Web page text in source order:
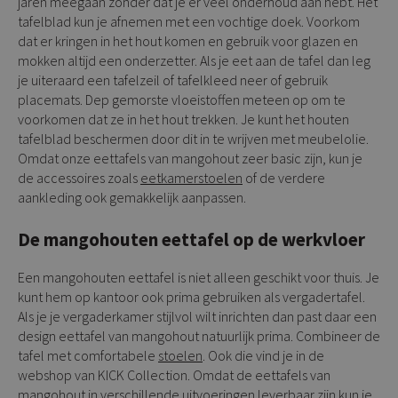
tafelblad kun je afnemen met een vochtige doek. Voorkom
dat er kringen in het hout komen en gebruik voor glazen en
mokken altijd een onderzetter. Als je eet aan de tafel dan leg
je uiteraard een tafelzeil of tafelkleed neer of gebruik
placemats. Dep gemorste vloeistoffen meteen op om te
voorkomen dat ze in het hout trekken. Je kunt het houten
tafelblad beschermen door dit in te wrijven met meubelolie.
Omdat onze eettafels van mangohout zeer basic zijn, kun je
de accessoires zoals eetkamerstoelen of de verdere
aankleding ook gemakkelijk aanpassen.
De mangohouten eettafel op de werkvloer
Een mangohouten eettafel is niet alleen geschikt voor thuis. Je
kunt hem op kantoor ook prima gebruiken als vergadertafel.
Als je je vergaderkamer stijlvol wilt inrichten dan past daar een
design eettafel van mangohout natuurlijk prima. Combineer de
tafel met comfortabele stoelen. Ook die vind je in de
webshop van KICK Collection. Omdat de eettafels van